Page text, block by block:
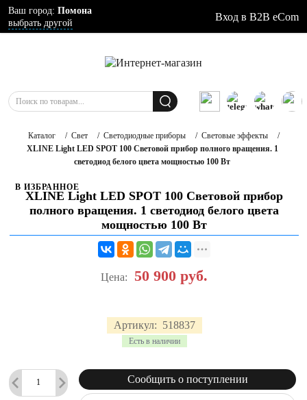
Ваш город: Помона
выбрать другой
Вход в B2B eCom
Каталог / Свет / Светодиодные приборы / Световые эффекты
/
XLINE Light LED SPOT 100 Световой прибор полного вращения. 1
светодиод белого цвета мощностью 100 Вт
В ИЗБРАННОЕ
XLINE Light LED SPOT 100 Световой прибор
полного вращения. 1 светодиод белого цвета
мощностью 100 Вт
Артикул: 518837
Есть в наличии
Цена: 50 900 руб.
Сообщить о поступлении